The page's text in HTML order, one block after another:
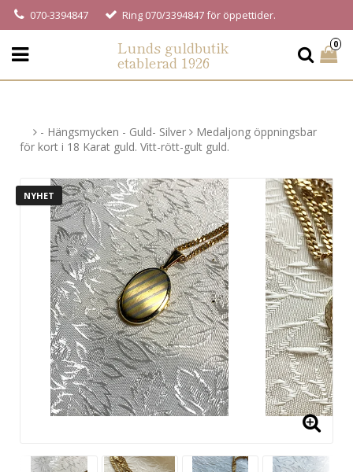
070-3394847 Ring 070/3394847 för öppettider.
Lunds guldbutik
etablerad 1926
0
- Hängsmycken - Guld- Silver
Medaljong öppningsbar
för kort i 18 Karat guld. Vitt-rött-gult guld.
NYHET